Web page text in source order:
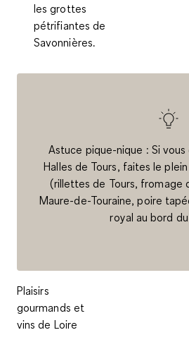
les grottes
pétrifiantes de
Savonnières.
Astuce pique-nique : Si
Halles de Tours, faites le
(rillettes de Tours, fromage
Maure-de-Touraine, poire
royal au bord
Plaisirs
gourmands et
vins de Loire